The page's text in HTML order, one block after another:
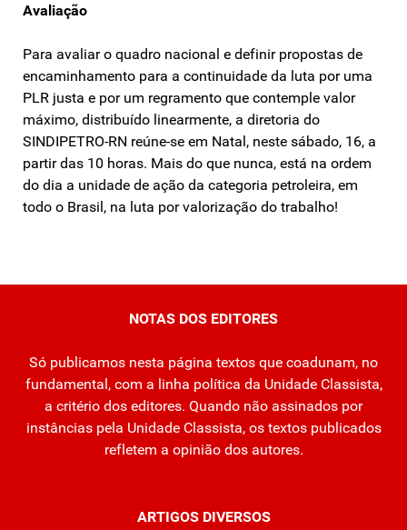
Avaliação
Para avaliar o quadro nacional e definir propostas de
encaminhamento para a continuidade da luta por uma
PLR justa e por um regramento que contemple valor
máximo, distribuído linearmente, a diretoria do
SINDIPETRO-RN reúne-se em Natal, neste sábado, 16, a
partir das 10 horas. Mais do que nunca, está na ordem
do dia a unidade de ação da categoria petroleira, em
todo o Brasil, na luta por valorização do trabalho!
NOTAS DOS EDITORES
Só publicamos nesta página textos que coadunam, no
fundamental, com a linha política da Unidade Classista,
a critério dos editores. Quando não assinados por
instâncias pela Unidade Classista, os textos publicados
refletem a opinião dos autores.
ARTIGOS DIVERSOS